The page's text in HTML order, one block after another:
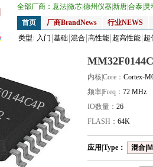
全部厂商： 意法微芯德州仪器新唐合泰 灵
首页
厂商BrandNews
行业NEWS
类型: 入门 基础 混合 高性能 超高性能 超
-
内核|Core： Cortex-
频率|Freq： 72 MHz
IO数量： 26
FLASH： 64K
应用|Type： 混合